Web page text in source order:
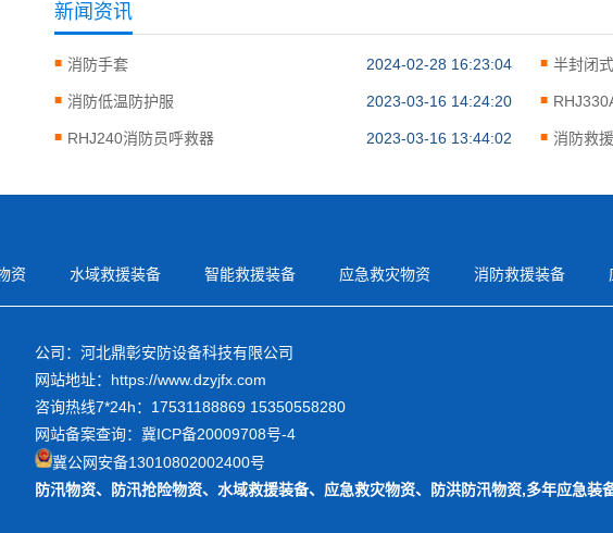
新闻资讯
消防手套 2024-02-28 16:23:04 半封闭
消防低温防护服 2023-03-16 14:24:20
RHJ240消防员呼救器 2023-03-16 13:44:02 消防救
资 水域救援装备 智能救援装备 应急救灾物资 消防救援装备
公司：河北鼎彰安防设备科技有限公司
网站地址：https://www.dzyjfx.com
咨询热线7*24h：17531188869 15350558280
网站备案查询： 冀ICP备20009708号-4
冀公网安备13010802002400号
防汛物资、 防汛抢险物资、 水域救援装备、 应急救灾物资、 防洪防汛物资,多年应急装